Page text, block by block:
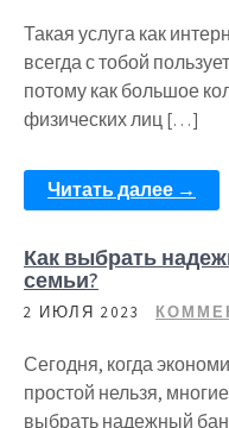
Такая услуга как
всегда с тобой
потому как большое
физических лиц […]
Читать далее →
Как выбрать
семьи?
2 ИЮЛЯ 2023
Сегодня, когда
простой нельзя,
выбрать надежный